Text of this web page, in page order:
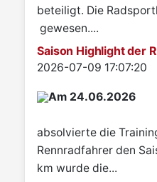
beteiligt. Die
gewesen....
Saison Highlight der
Details
2026-07-09 17:07:20
Am 24.06.2026
absolvierte die
Rennradfahrer den
km wurde die...